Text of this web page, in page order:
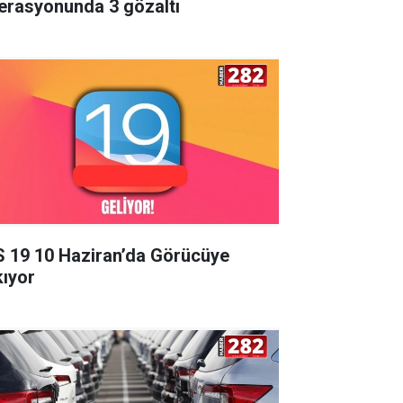
3 gözaltı
19 10 Haziran’da Görücüye